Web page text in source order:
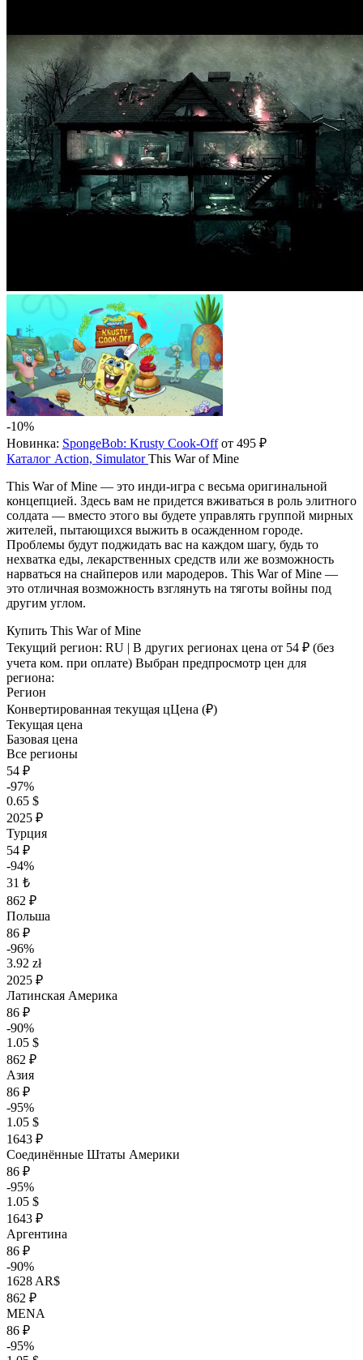
-10%
Новинка: SpongeBob: Krusty Cook-Offот 495 ₽
Каталог Action, Simulator This War of Mine
This War of Mine — это инди-игра с весьма оригинальной
концепцией. Здесь вам не придется вживаться в роль элитного
солдата — вместо этого вы будете управлять группой мирных
жителей, пытающихся выжить в осажденном городе.
Проблемы будут поджидать вас на каждом шагу, будь то
нехватка еды, лекарственных средств или же возможность
нарваться на снайперов или мародеров. This War of Mine —
это отличная возможность взглянуть на тяготы войны под
другим углом.
Купить This War of Mine
Текущий регион: RU | В других регионах цена от 54 ₽ (без
учета ком. при оплате) Выбран предпросмотр цен для
региона:
Регион
Конвертированная текущая цЦена (₽)
Текущая цена
Базовая цена
Все регионы
54 ₽
-97%
0.65 $
2025 ₽
Турция
54 ₽
-94%
31 ₺
862 ₽
Польша
86 ₽
-96%
3.92 zł
2025 ₽
Латинская Америка
86 ₽
-90%
1.05 $
862 ₽
Азия
86 ₽
-95%
1.05 $
1643 ₽
Соединённые Штаты Америки
86 ₽
-95%
1.05 $
1643 ₽
Аргентина
86 ₽
-90%
1628 AR$
862 ₽
MENA
86 ₽
-95%